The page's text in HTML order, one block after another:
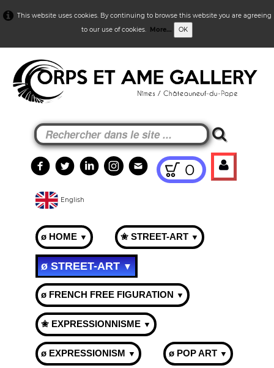
This website uses cookies. By continuing to browse this website you are agreeing
to our use of cookies. More... OK
0
English
ø HOME ▼ ✬ STREET-ART ▼
ø STREET-ART▼
ø FRENCH FREE FIGURATION ▼
✬ EXPRESSIONNISME ▼
ø EXPRESSIONISM ▼ ø POP ART ▼